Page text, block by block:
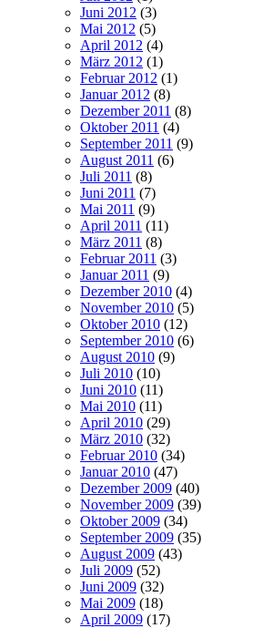
Juni 2012 (3)
Mai 2012 (5)
April 2012 (4)
März 2012 (1)
Februar 2012 (1)
Januar 2012 (8)
Dezember 2011 (8)
Oktober 2011 (4)
September 2011 (9)
August 2011 (6)
Juli 2011 (8)
Juni 2011 (7)
Mai 2011 (9)
April 2011 (11)
März 2011 (8)
Februar 2011 (3)
Januar 2011 (9)
Dezember 2010 (4)
November 2010 (5)
Oktober 2010 (12)
September 2010 (6)
August 2010 (9)
Juli 2010 (10)
Juni 2010 (11)
Mai 2010 (11)
April 2010 (29)
März 2010 (32)
Februar 2010 (34)
Januar 2010 (47)
Dezember 2009 (40)
November 2009 (39)
Oktober 2009 (34)
September 2009 (35)
August 2009 (43)
Juli 2009 (52)
Juni 2009 (32)
Mai 2009 (18)
April 2009 (17)